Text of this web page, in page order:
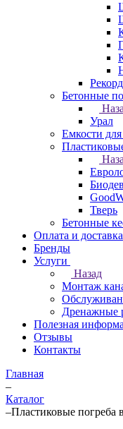
Бетонные
Урал
Емкости
Тверь
Бетонные
Оплата и доставка
Бренды
Услуги
Назад
Монтаж
Дренажные
Полезная
Отзывы
Контакты
Главная
–
Каталог
–Пластиковые погреба